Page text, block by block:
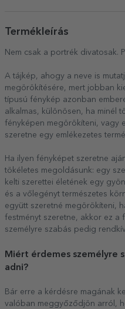
Termékleírás
Nem csak a portrék divatosak.
A tájkép, ahogy a neve is
megörökítésére, mert jobban
típusú fénykép azonban
alkalmas, különösen, ha minél
fényképen megörökíteni, vagy
szeretne egy emlékezetes
Ha ilyen fényképet szeretne
tökéletes megoldásunk: egy
kelti szerettei életének egy
és a vőlegényt természetes
együtt szeretné megörökíteni,
festményt szeretne, akkor ez a
személyre szabás pedig
Miért érdemes személyre
adni?
Bár erre a kérdésre magának
valóban meggyőződjön arról,